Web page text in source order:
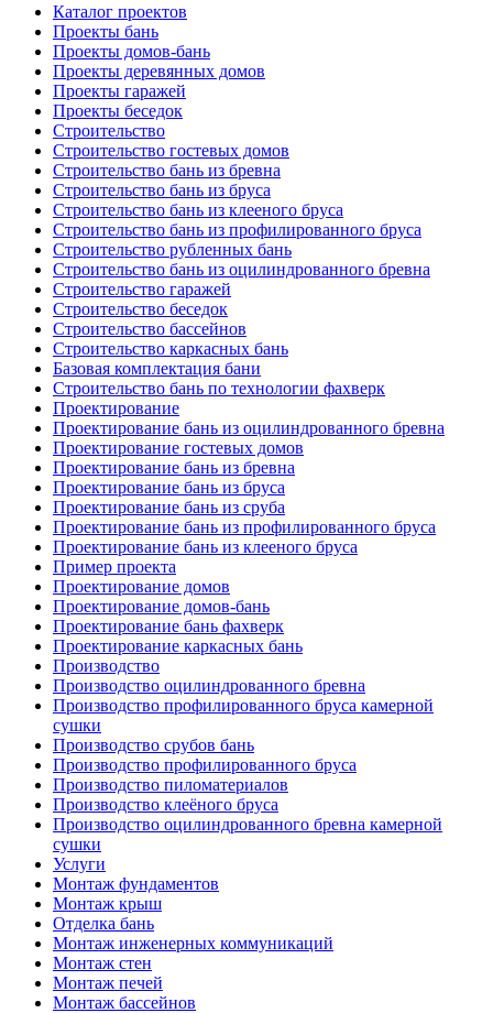
Каталог проектов
Проекты бань
Проекты домов-бань
Проекты деревянных домов
Проекты гаражей
Проекты беседок
Строительство
Строительство гостевых домов
Строительство бань из бревна
Строительство бань из бруса
Строительство бань из клееного бруса
Строительство бань из профилированного бруса
Строительство рубленных бань
Строительство бань из оцилиндрованного бревна
Строительство гаражей
Строительство беседок
Строительство бассейнов
Строительство каркасных бань
Базовая комплектация бани
Строительство бань по технологии фахверк
Проектирование
Проектирование бань из оцилиндрованного бревна
Проектирование гостевых домов
Проектирование бань из бревна
Проектирование бань из бруса
Проектирование бань из сруба
Проектирование бань из профилированного бруса
Проектирование бань из клееного бруса
Пример проекта
Проектирование домов
Проектирование домов-бань
Проектирование бань фахверк
Проектирование каркасных бань
Производство
Производство оцилиндрованного бревна
Производство профилированного бруса камерной
сушки
Производство срубов бань
Производство профилированного бруса
Производство пиломатериалов
Производство клеёного бруса
Производство оцилиндрованного бревна камерной
сушки
Услуги
Монтаж фундаментов
Монтаж крыш
Отделка бань
Монтаж инженерных коммуникаций
Монтаж стен
Монтаж печей
Монтаж бассейнов